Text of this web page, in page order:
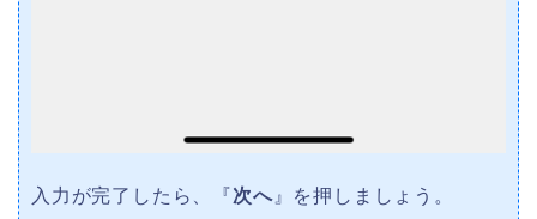
入力が完了したら、『次へ』を押しましょう。